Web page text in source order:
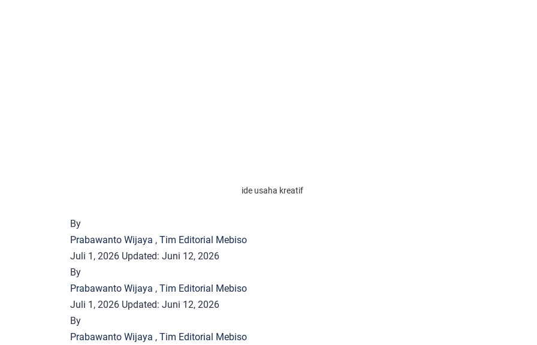
ide usaha kreatif
By
Prabawanto Wijaya , Tim Editorial Mebiso
Juli 1, 2026 Updated: Juni 12, 2026
By
Prabawanto Wijaya , Tim Editorial Mebiso
Juli 1, 2026 Updated: Juni 12, 2026
By
Prabawanto Wijaya , Tim Editorial Mebiso